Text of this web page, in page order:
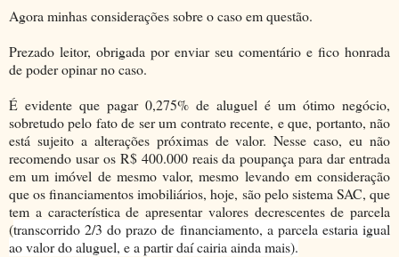
Agora minhas considerações sobre o caso em questão.
Prezado leitor, obrigada por enviar seu comentário e fico honrada
de poder opinar no caso.
É evidente que pagar 0,275% de aluguel é um ótimo negócio,
sobretudo pelo fato de ser um contrato recente, e que, portanto, não
está sujeito a alterações próximas de valor. Nesse caso, eu não
recomendo usar os R$ 400.000 reais da poupança para dar entrada
em um imóvel de mesmo valor, mesmo levando em consideração
que os financiamentos imobiliários, hoje, são pelo sistema SAC, que
tem a característica de apresentar valores decrescentes de parcela
(transcorrido 2/3 do prazo de financiamento, a parcela estaria igual
ao valor do aluguel, e a partir daí cairia ainda mais).